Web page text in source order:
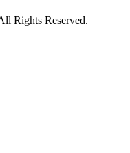
Rights Reserved.